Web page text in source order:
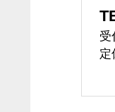
受
定